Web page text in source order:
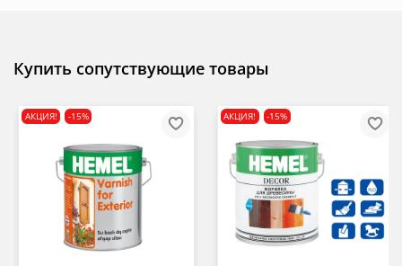
Купить сопутствующие товары
АКЦИЯ! -15% АКЦИЯ! -15%